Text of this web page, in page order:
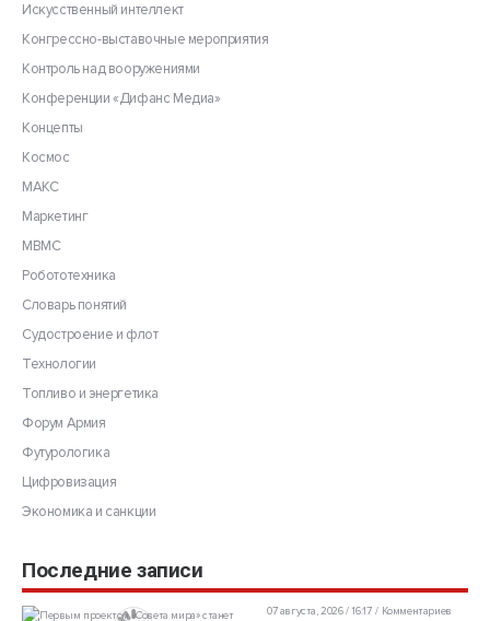
Искусственный интеллект
Конгрессно-выставочные мероприятия
Контроль над вооружениями
Конференции «Дифанс Медиа»
Концепты
Космос
МАКС
Маркетинг
МВМС
Робототехника
Словарь понятий
Судостроение и флот
Технологии
Топливо и энергетика
Форум Армия
Футурологика
Цифровизация
Экономика и санкции
Последние записи
07 августа, 2026 / 16:17
Комментариев